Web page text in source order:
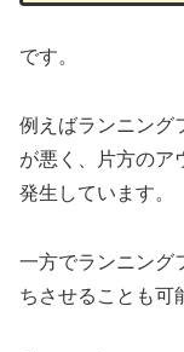
です。
例えばランニング
が悪く、片方のア
発生しています。
一方でランニング
ちさせることも可